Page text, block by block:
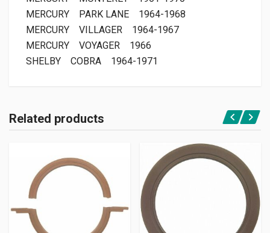
MERCURY
PARK LANE
1964-1968
MERCURY
VILLAGER
1964-1967
MERCURY
VOYAGER
1966
SHELBY
COBRA 1964-1971
Related products